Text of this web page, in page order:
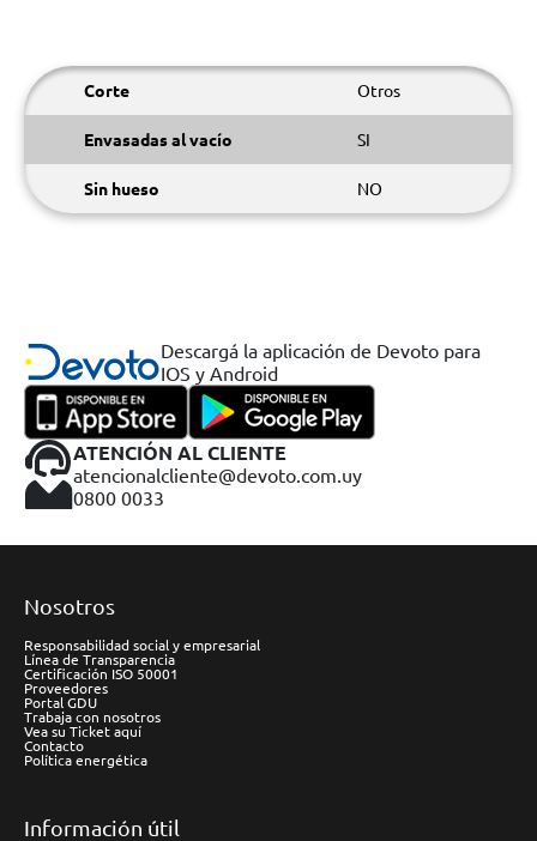
Corte Otros
Envasadas al vacío SI
Sin hueso NO
Descargá la aplicación de Devoto para
IOS y Android
ATENCIÓN AL CLIENTE
atencionalcliente@devoto.com.uy
0800 0033
Nosotros
Responsabilidad social y empresarial
Línea de Transparencia
Certificación ISO 50001
Proveedores
Portal GDU
Trabaja con nosotros
Vea su Ticket aquí
Contacto
Política energética
Información útil